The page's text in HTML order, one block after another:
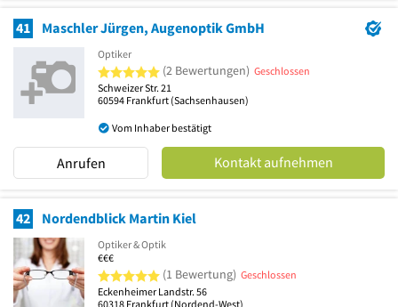
41 Maschler Jürgen, Augenoptik GmbH
Optiker
5 von 5 Sternen
(2 Bewertungen) Geschlossen
Schweizer Str. 21
60594 Frankfurt (Sachsenhausen)
Vom Inhaber bestätigt
Anrufen Kontakt aufnehmen
42 Nordendblick Martin Kiel
Optiker & Optik
€€€
5 von 5 Sternen
(1 Bewertung) Geschlossen
Eckenheimer Landstr. 56
60318 Frankfurt (Nordend-West)